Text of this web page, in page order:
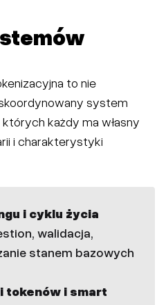
to nie
system
każdy ma własny
i charakterystyki
i cyklu życia
walidacja,
stanem bazowych
tokenów i smart